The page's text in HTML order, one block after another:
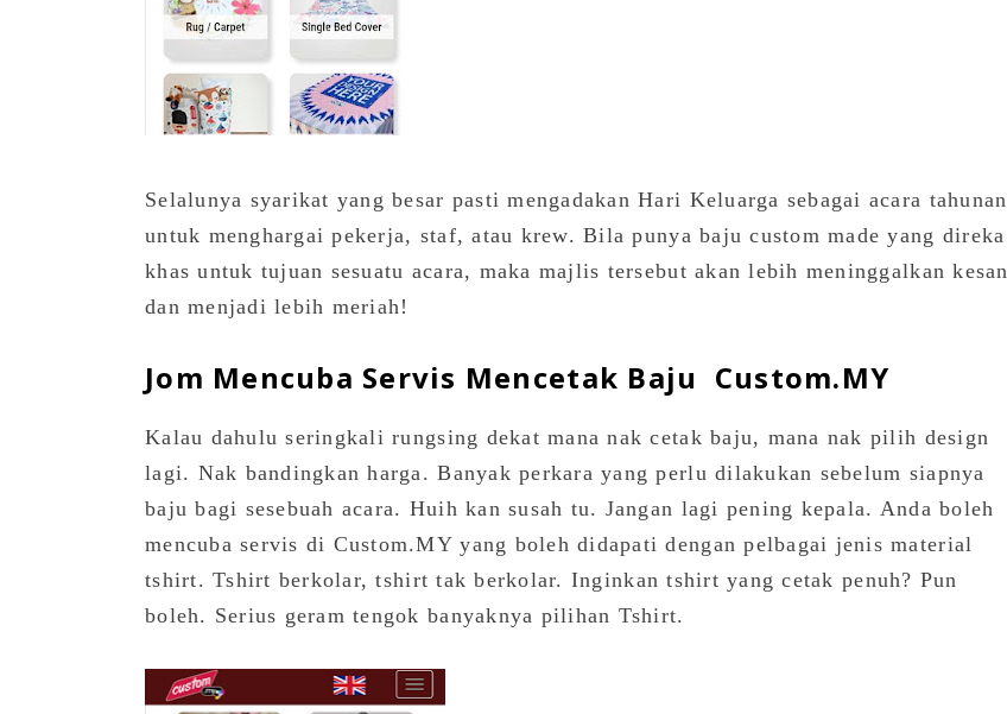
Selalunya syarikat yang besar pasti mengadakan Hari Keluarga sebagai acara tahunan
untuk menghargai pekerja, staf, atau krew. Bila punya baju custom made yang direka
khas untuk tujuan sesuatu acara, maka majlis tersebut akan lebih meninggalkan kesan
dan menjadi lebih meriah!
Jom Mencuba Servis Mencetak Baju Custom.MY
Kalau dahulu seringkali rungsing dekat mana nak cetak baju, mana nak pilih design
lagi. Nak bandingkan harga. Banyak perkara yang perlu dilakukan sebelum siapnya
baju bagi sesebuah acara. Huih kan susah tu. Jangan lagi pening kepala. Anda boleh
mencuba servis di Custom.MY yang boleh didapati dengan pelbagai jenis material
tshirt. Tshirt berkolar, tshirt tak berkolar. Inginkan tshirt yang cetak penuh? Pun
boleh. Serius geram tengok banyaknya pilihan Tshirt.